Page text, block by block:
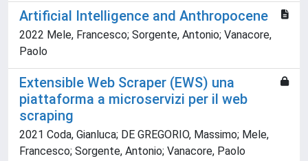
Artificial Intelligence and Anthropocene
2022 Mele, Francesco; Sorgente, Antonio; Vanacore,
Paolo
Extensible Web Scraper (EWS) una
piattaforma a microservizi per il web
scraping
2021 Coda, Gianluca; DE GREGORIO, Massimo; Mele,
Francesco; Sorgente, Antonio; Vanacore, Paolo